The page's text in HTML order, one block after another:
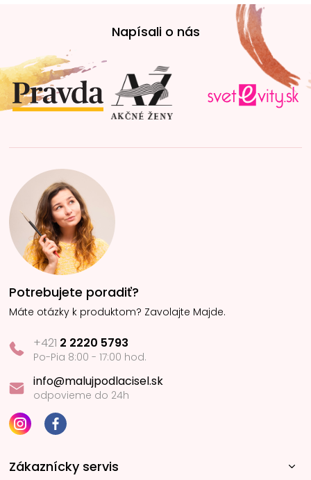
t
i
e
Napísali o nás
Potrebujete poradiť?
Máte otázky k produktom? Zavolajte Majde.
+421 2 2220 5793
Po-Pia 8:00 - 17:00 hod.
info@malujpodlacisel.sk
odpovieme do 24h
Zákaznícky servis